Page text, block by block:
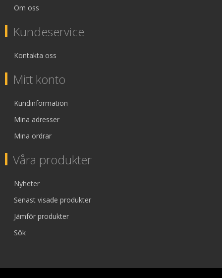
Om oss
Kundeservice
Kontakta oss
Mitt konto
Kundinformation
Mina adresser
Mina ordrar
Våra produkter
Nyheter
Senast visade produkter
Jämför produkter
Sök